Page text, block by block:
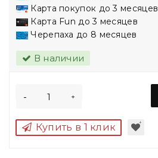
Карта покупок до 3 месяцев
Карта Fun до 3 месяцев
Черепаха до 8 месяцев
В наличии
+
-
Купить в 1 клик